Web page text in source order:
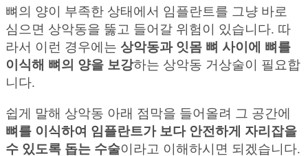
뼈의 양이 부족한 상태에서 임플란트를 그냥 바로
심으면 상악동을 뚫고 들어갈 위험이 있습니다. 따
라서 이런 경우에는 상악동과 잇몸 뼈 사이에 뼈를
이식해 뼈의 양을 보강하는 상악동 거상술이 필요합
니다.
쉽게 말해 상악동 아래 점막을 들어올려 그 공간에
뼈를 이식하여 임플란트가 보다 안전하게 자리잡을
수 있도록 돕는 수술이라고 이해하시면 되겠습니다.